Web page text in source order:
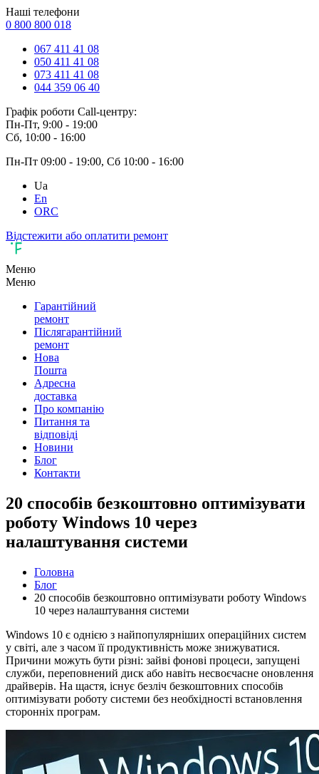
Наші телефони
0 800 800 018
067 411 41 08
050 411 41 08
073 411 41 08
044 359 06 40
Графік роботи Call-центру:
Пн-Пт, 9:00 - 19:00
Сб, 10:00 - 16:00
Пн-Пт 09:00 - 19:00, Сб 10:00 - 16:00
Ua
En
ORC
Відстежити або оплатити ремонт
Меню
Меню
Гарантійний
ремонт
Післягарантійний
ремонт
Нова
Пошта
Адресна
доставка
Про компанію
Питання та
відповіді
Новини
Блог
Контакти
20 способів безкоштовно оптимізувати
роботу Windows 10 через
налаштування системи
Головна
Блог
20 способів безкоштовно оптимізувати роботу Windows
10 через налаштування системи
Windows 10 є однією з найпопулярніших операційних систем
у світі, але з часом її продуктивність може знижуватися.
Причини можуть бути різні: зайві фонові процеси, запущені
служби, переповнений диск або навіть несвоєчасне оновлення
драйверів. На щастя, існує безліч безкоштовних способів
оптимізувати роботу системи без необхідності встановлення
сторонніх програм.